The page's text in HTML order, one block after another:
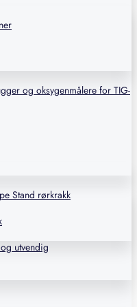
og oksygenmålere for TIG-
Stand rørkrakk
utvendig